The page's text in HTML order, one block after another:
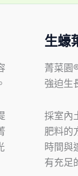
生蠔
菁菜園
強迫生
採室內
肥料的
時間與
有充足